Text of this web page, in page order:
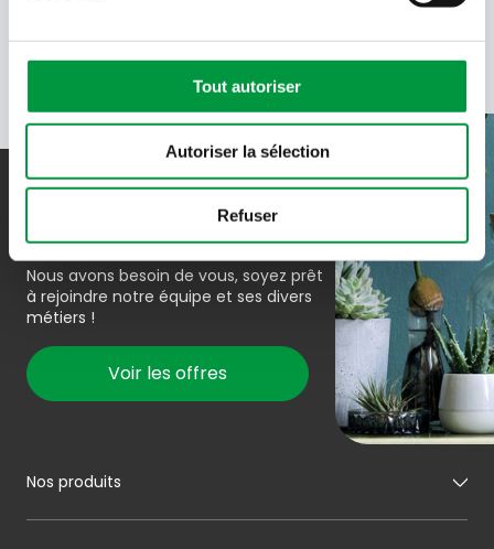
Tout autoriser
Autoriser la sélection
Refuser
Rejoindre l’équipe
Nous avons besoin de vous, soyez prêt
à rejoindre notre équipe et ses divers
métiers !
Voir les offres
Nos produits